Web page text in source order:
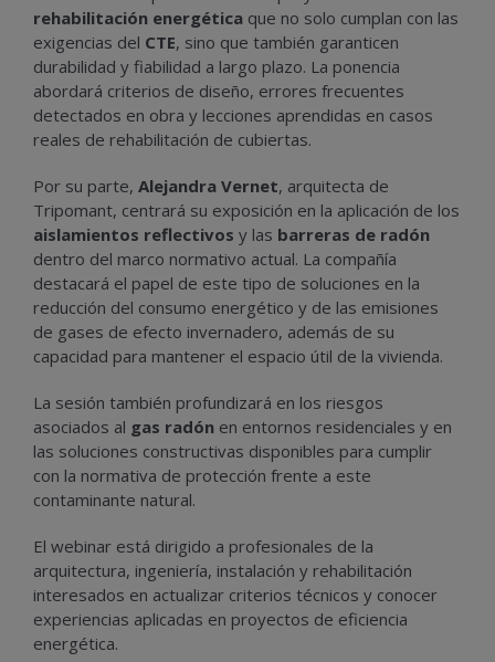
rehabilitación energética que no solo cumplan con las
exigencias del CTE, sino que también garanticen
durabilidad y fiabilidad a largo plazo. La ponencia
abordará criterios de diseño, errores frecuentes
detectados en obra y lecciones aprendidas en casos
reales de rehabilitación de cubiertas.
Por su parte, Alejandra Vernet, arquitecta de
Tripomant, centrará su exposición en la aplicación de los
aislamientos reflectivos y las barreras de radón
dentro del marco normativo actual. La compañía
destacará el papel de este tipo de soluciones en la
reducción del consumo energético y de las emisiones
de gases de efecto invernadero, además de su
capacidad para mantener el espacio útil de la vivienda.
La sesión también profundizará en los riesgos
asociados al gas radón en entornos residenciales y en
las soluciones constructivas disponibles para cumplir
con la normativa de protección frente a este
contaminante natural.
El webinar está dirigido a profesionales de la
arquitectura, ingeniería, instalación y rehabilitación
interesados en actualizar criterios técnicos y conocer
experiencias aplicadas en proyectos de eficiencia
energética.